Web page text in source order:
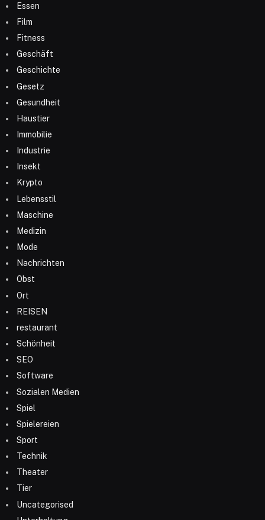
Essen
Film
Fitness
Geschäft
Geschichte
Gesetz
Gesundheit
Haustier
Immobilie
Industrie
Insekt
Krypto
Lebensstil
Maschine
Medizin
Mode
Nachrichten
Obst
Ort
REISEN
restaurant
Schönheit
SEO
Software
Sozialen Medien
Spiel
Spielereien
Sport
Technik
Theater
Tier
Uncategorised